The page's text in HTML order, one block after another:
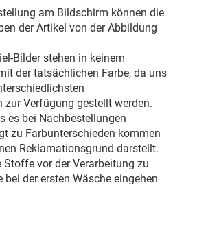
am Bildschirm können die
der Artikel von der Abbildung
Bilder stehen in keinem
der tatsächlichen Farbe, da uns
zur Verfügung gestellt werden.
es bei Nachbestellungen
zu Farbunterschieden kommen
Reklamationsgrund darstellt.
Stoffe vor der Verarbeitung zu
bei der ersten Wäsche eingehen